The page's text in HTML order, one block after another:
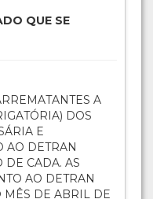
QUE SE
A
DOS
E
AO DETRAN
DE CADA. AS
AO DETRAN
MÊS DE ABRIL DE